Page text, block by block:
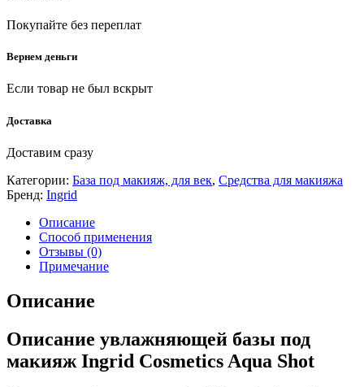
Покупайте без переплат
Вернем деньги
Если товар не был вскрыт
Доставка
Доставим сразу
Категории: База под макияж, для век, Средства для макияжа
Бренд: Ingrid
Описание
Способ применения
Отзывы (0)
Примечание
Описание
Описание увлажняющей базы под
макияж Ingrid Cosmetics Aqua Shot